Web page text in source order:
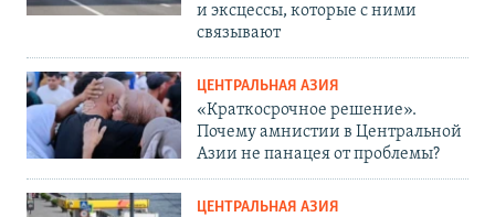
и эксцессы, которые с ними
связывают
ЦЕНТРАЛЬНАЯ АЗИЯ
«Краткосрочное решение».
Почему амнистии в Центральной
Азии не панацея от проблемы?
ЦЕНТРАЛЬНАЯ АЗИЯ